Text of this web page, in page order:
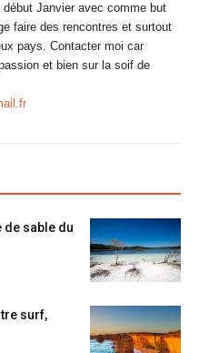
début Janvier avec comme but
faire des rencontres et surtout
pays. Contacter moi car
et bien sur la soif de
de sable du
surf,